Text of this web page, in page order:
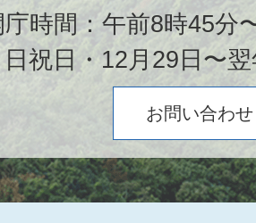
庁時間：午前8時45分
日祝日・12月29日〜
お問い合わせ